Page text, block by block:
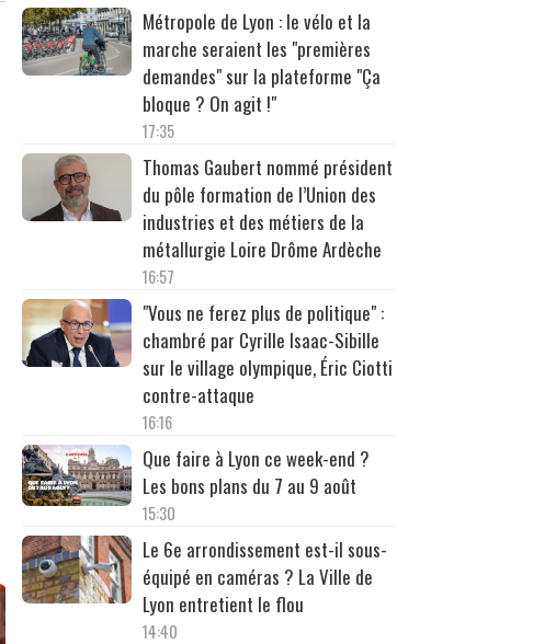
Métropole de Lyon : le vélo et la
marche seraient les "premières
demandes" sur la plateforme "Ça
bloque ? On agit !"
17:35
Thomas Gaubert nommé président
du pôle formation de l’Union des
industries et des métiers de la
métallurgie Loire Drôme Ardèche
16:57
"Vous ne ferez plus de politique" :
chambré par Cyrille Isaac-Sibille
sur le village olympique, Éric Ciotti
contre-attaque
16:16
Que faire à Lyon ce week-end ?
Les bons plans du 7 au 9 août
15:30
Le 6e arrondissement est-il sous-
équipé en caméras ? La Ville de
Lyon entretient le flou
14:40